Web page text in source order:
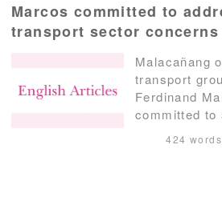
Marcos committed to
transport sector concerns
Malacañang
transport
Ferdinand
committed to
424